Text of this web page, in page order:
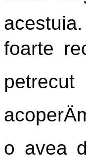
foarte
petrecut
o avea